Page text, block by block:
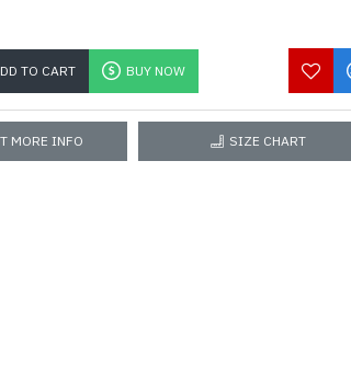
TO CART BUY NOW
MORE INFO SIZE CHART